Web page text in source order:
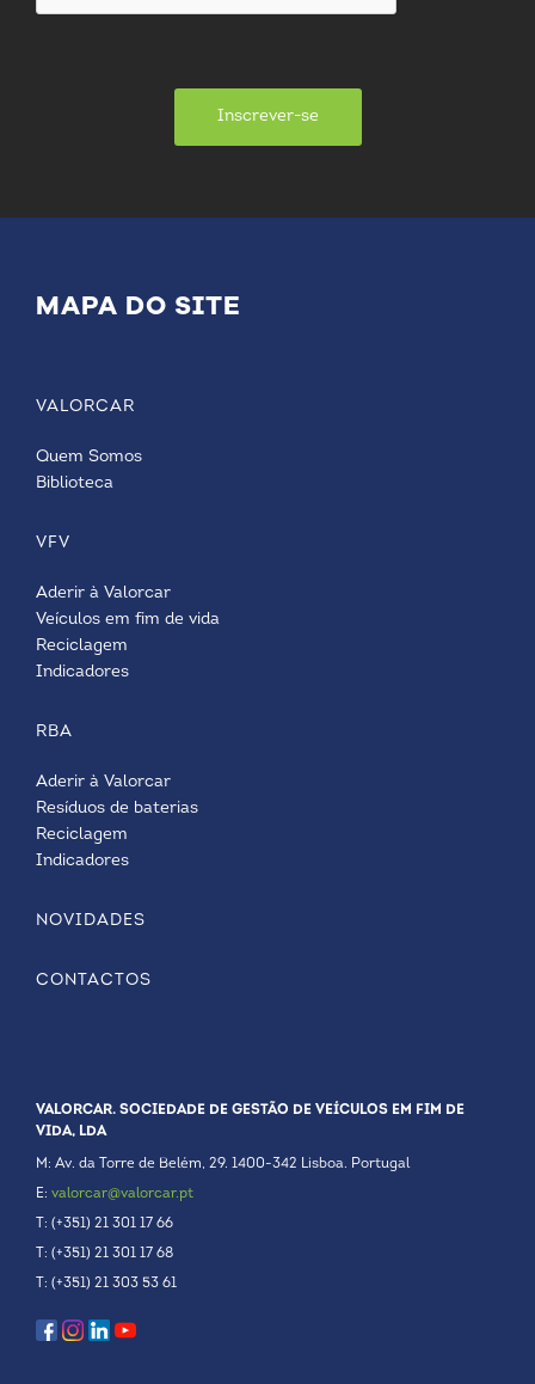
Inscrever-se
MAPA DO SITE
VALORCAR
Quem Somos
Biblioteca
VFV
Aderir à Valorcar
Veículos em fim de vida
Reciclagem
Indicadores
RBA
Aderir à Valorcar
Resíduos de baterias
Reciclagem
Indicadores
NOVIDADES
CONTACTOS
VALORCAR. SOCIEDADE DE GESTÃO DE VEÍCULOS EM FIM DE
VIDA, LDA
M: Av. da Torre de Belém, 29. 1400-342 Lisboa. Portugal
E: valorcar@valorcar.pt
T: (+351) 21 301 17 66
T: (+351) 21 301 17 68
T: (+351) 21 303 53 61